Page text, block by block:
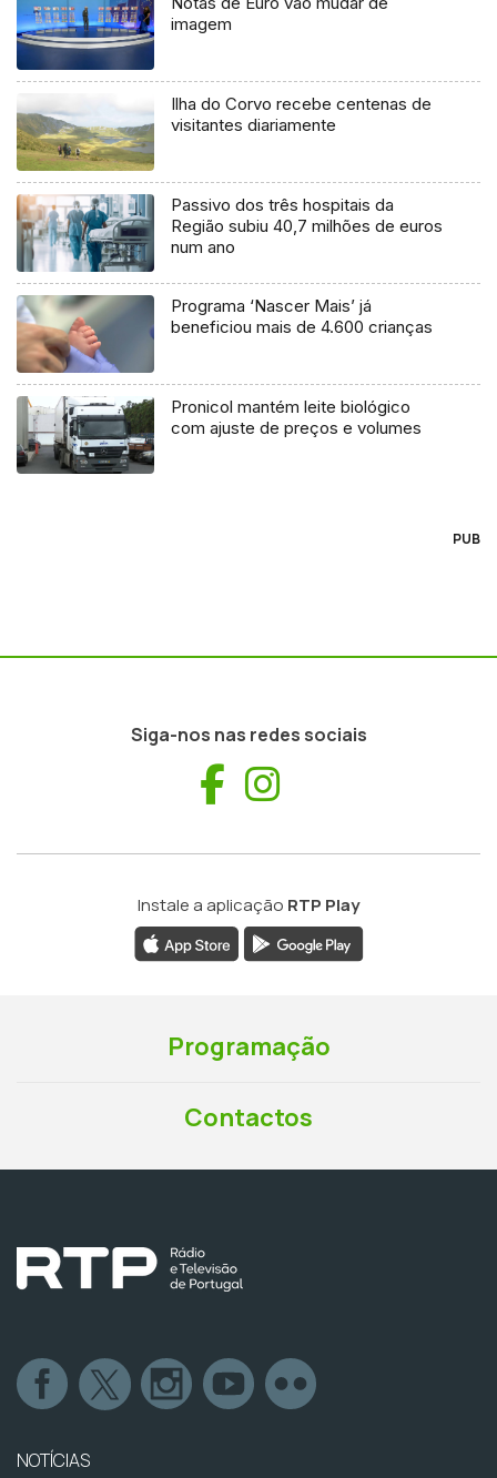
imagem
Ilha do Corvo recebe centenas de
visitantes diariamente
Passivo dos três hospitais da
Região subiu 40,7 milhões de euros
num ano
Programa ‘Nascer Mais’ já
beneficiou mais de 4.600 crianças
Pronicol mantém leite biológico
com ajuste de preços e volumes
PUB
Siga-nos nas redes sociais
Facebook
Instale a aplicação RTP Play
Programação
Contactos
NOTÍCIAS